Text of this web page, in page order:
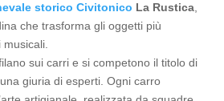
storico Civitonico La Rustica
che trasforma gli oggetti più
sui carri e si competono il titolo di
giuria di esperti. Ogni carro